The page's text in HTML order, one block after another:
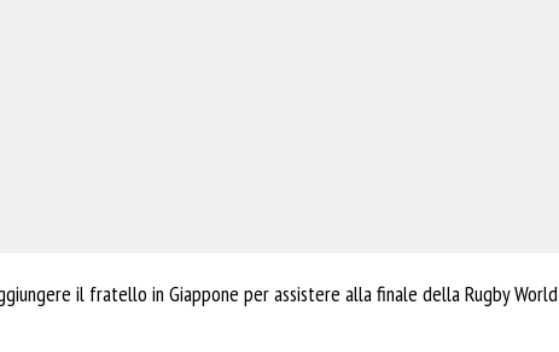
il fratello in Giappone per assistere alla finale della Rugby World